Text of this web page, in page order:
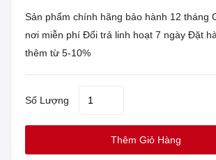
Sản phẩm chính hãng bảo hành 12 tháng
nơi miễn phí Đổi trả linh hoạt 7 ngày Đặt
thêm từ 5-10%
Số Lượng
Thêm Giỏ Hàng